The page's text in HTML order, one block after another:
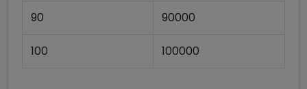
90 90000
100 100000